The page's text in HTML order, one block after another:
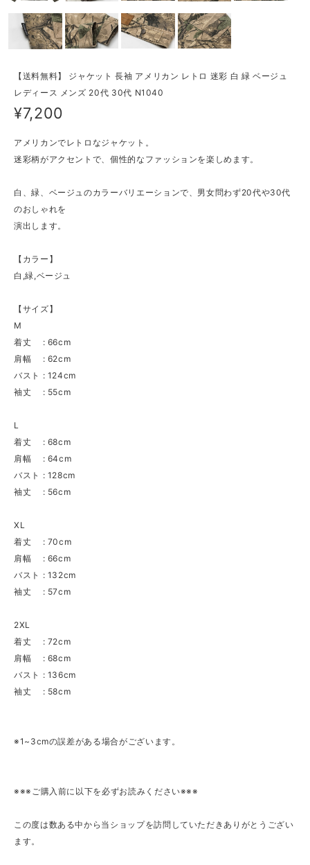
【送料無料】 ジャケット 長袖 アメリカン レトロ 迷彩 白 緑 ベージュ
レディース メンズ 20代 30代 N1040
¥7,200
アメリカンでレトロなジャケット。
迷彩柄がアクセントで、個性的なファッションを楽しめます。
白、緑、ベージュのカラーバリエーションで、男女問わず20代や30代
のおしゃれを
演出します。
【カラー】
白,緑,ベージュ
【サイズ】
M
着丈 : 66cm
肩幅 : 62cm
バスト : 124cm
袖丈 : 55cm
L
着丈 : 68cm
肩幅 : 64cm
バスト : 128cm
袖丈 : 56cm
XL
着丈 : 70cm
肩幅 : 66cm
バスト : 132cm
袖丈 : 57cm
2XL
着丈 : 72cm
肩幅 : 68cm
バスト : 136cm
袖丈 : 58cm
※1~3cmの誤差がある場合がございます。
※※※ご購入前に以下を必ずお読みください※※※
この度は数ある中から当ショップを訪問していただきありがとうござい
ます。